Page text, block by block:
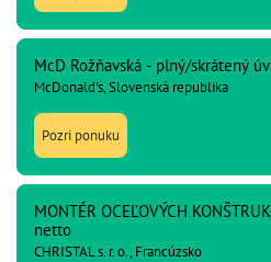
McD Rožňavská - plný/skrátený
McDonald's, Slovenská republika
Pozri ponuku
MONTÉR OCEĽOVÝCH
netto
CHRISTAL s. r. o., Francúzsko